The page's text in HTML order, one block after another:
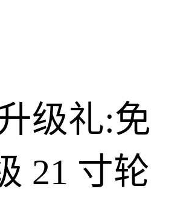
级礼:免
21 寸轮